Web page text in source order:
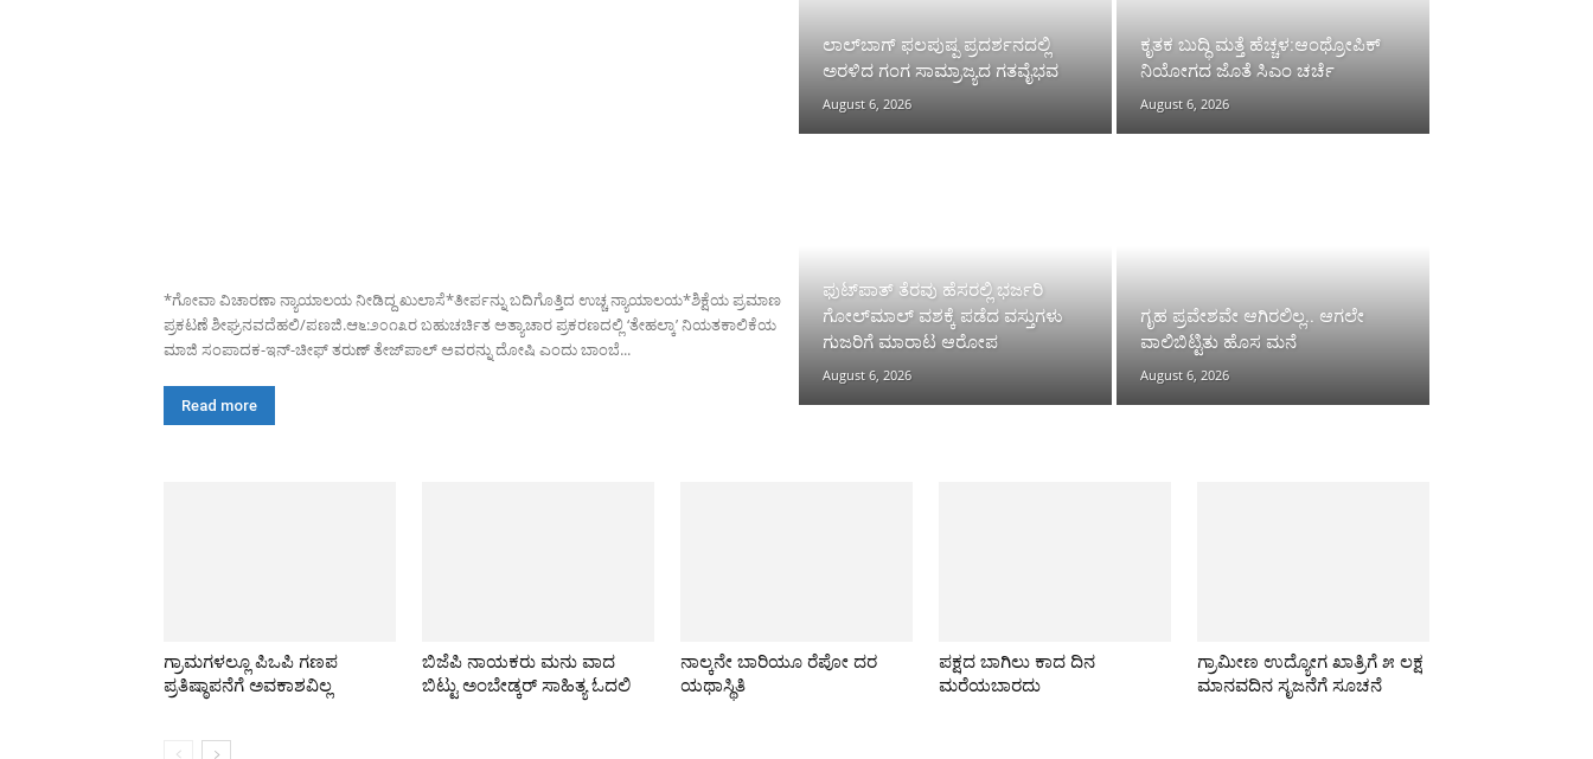
*ಗೋವಾ ವಿಚಾರಣಾ ನ್ಯಾಯಾಲಯ ನೀಡಿದ್ದ ಖುಲಾಸೆ*ತೀರ್ಪನ್ನು ಬದಿಗೊತ್ತಿದ ಉಚ್ಚ ನ್ಯಾಯಾಲಯ*ಶಿಕ್ಷೆಯ ಪ್ರಮಾಣ
ಪ್ರಕಟಣೆ ಶೀಘ್ರನವದೆಹಲಿ/ಪಣಜಿ.ಆ೬:೨೦೧೩ರ ಬಹುಚರ್ಚಿತ ಅತ್ಯಾಚಾರ ಪ್ರಕರಣದಲ್ಲಿ ‘ತೇಹಲ್ಕಾ’ ನಿಯತಕಾಲಿಕೆಯ
ಮಾಜಿ ಸಂಪಾದಕ-ಇನ್-ಚೀಫ್ ತರುಣ್ ತೇಜ್‌ಪಾಲ್ ಅವರನ್ನು ದೋಷಿ ಎಂದು ಬಾಂಬೆ...
Read more
ಲಾಲ್‌ಬಾಗ್ ಫಲಪುಷ್ಪ ಪ್ರದರ್ಶನದಲ್ಲಿ
ಅರಳಿದ ಗಂಗ ಸಾಮ್ರಾಜ್ಯದ ಗತವೈಭವ
August 6, 2026
ಕೃತಕ ಬುದ್ಧಿ ಮತ್ತೆ ಹೆಚ್ಚಳ:ಆಂಥ್ರೋಪಿಕ್
ನಿಯೋಗದ ಜೊತೆ ಸಿಎಂ ಚರ್ಚೆ
August 6, 2026
ಫುಟ್‌ಪಾತ್ ತೆರವು ಹೆಸರಲ್ಲಿ ಭರ್ಜರಿ
ಗೋಲ್‌ಮಾಲ್ ವಶಕ್ಕೆ ಪಡೆದ ವಸ್ತುಗಳು
ಗುಜರಿಗೆ ಮಾರಾಟ ಆರೋಪ
August 6, 2026
ಗೃಹ ಪ್ರವೇಶವೇ ಆಗಿರಲಿಲ್ಲ.. ಆಗಲೇ
ವಾಲಿಬಿಟ್ಟಿತು ಹೊಸ ಮನೆ
August 6, 2026
ಗ್ರಾಮಗಳಲ್ಲೂ ಪಿಒಪಿ ಗಣಪ
ಪ್ರತಿಷ್ಠಾಪನೆಗೆ ಅವಕಾಶವಿಲ್ಲ
ಬಿಜೆಪಿ ನಾಯಕರು ಮನು ವಾದ
ಬಿಟ್ಟು ಅಂಬೇಡ್ಕರ್ ಸಾಹಿತ್ಯ ಓದಲಿ
ನಾಲ್ಕನೇ ಬಾರಿಯೂ ರೆಪೋ ದರ
ಯಥಾಸ್ಥಿತಿ
ಪಕ್ಷದ ಬಾಗಿಲು ಕಾದ ದಿನ
ಮರೆಯಬಾರದು
ಗ್ರಾಮೀಣ ಉದ್ಯೋಗ ಖಾತ್ರಿಗೆ ೫ ಲಕ್ಷ
ಮಾನವದಿನ ಸೃಜನೆಗೆ ಸೂಚನೆ